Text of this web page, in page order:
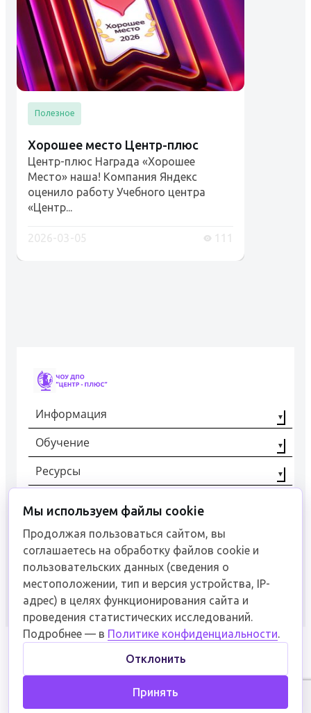
Полезное
Хорошее место Центр-плюс
Центр-плюс Награда «Хорошее
Место» наша! Компания Яндекс
оценило работу Учебного центра
«Центр...
2026-03-05 111
Мы используем файлы cookie
Продолжая пользоваться сайтом, вы
соглашаетесь на обработку файлов cookie и
пользовательских данных (сведения о
местоположении, тип и версия устройства, IP-
адрес) в целях функционирования сайта и
проведения статистических исследований.
Подробнее — в Политике конфиденциальности.
Отклонить
Принять
Информация
О компании
Наши партнёры
Обучение
Профессиональная
переподготовка
Повышение
квалификации
Рабочие
Ресурсы
+7 (8442) 92-40-00
отраслях промышленности
Связаться
Пользовательское соглашение